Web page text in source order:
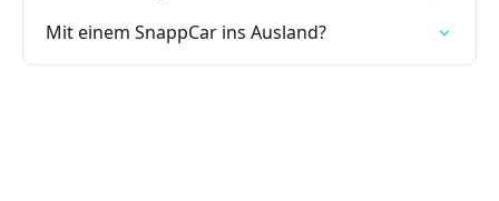
Mit einem SnappCar ins Ausland?